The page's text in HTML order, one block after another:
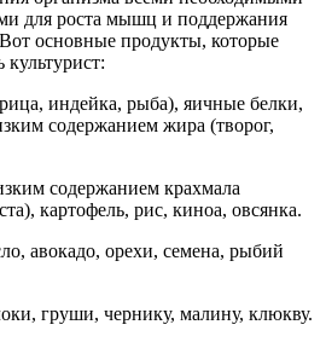
для роста мышц и поддержания
основные продукты, которые
культурист:
индейка, рыба), яичные белки,
содержанием жира (творог,
содержанием крахмала
картофель, рис, киноа, овсянка.
авокадо, орехи, семена, рыбий
груши, чернику, малину, клюкву.